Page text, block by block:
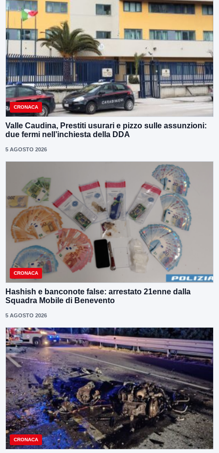
CRONACA
Valle Caudina, Prestiti usurari e pizzo sulle assunzioni:
due fermi nell’inchiesta della DDA
5 AGOSTO 2026
CRONACA
Hashish e banconote false: arrestato 21enne dalla
Squadra Mobile di Benevento
5 AGOSTO 2026
CRONACA